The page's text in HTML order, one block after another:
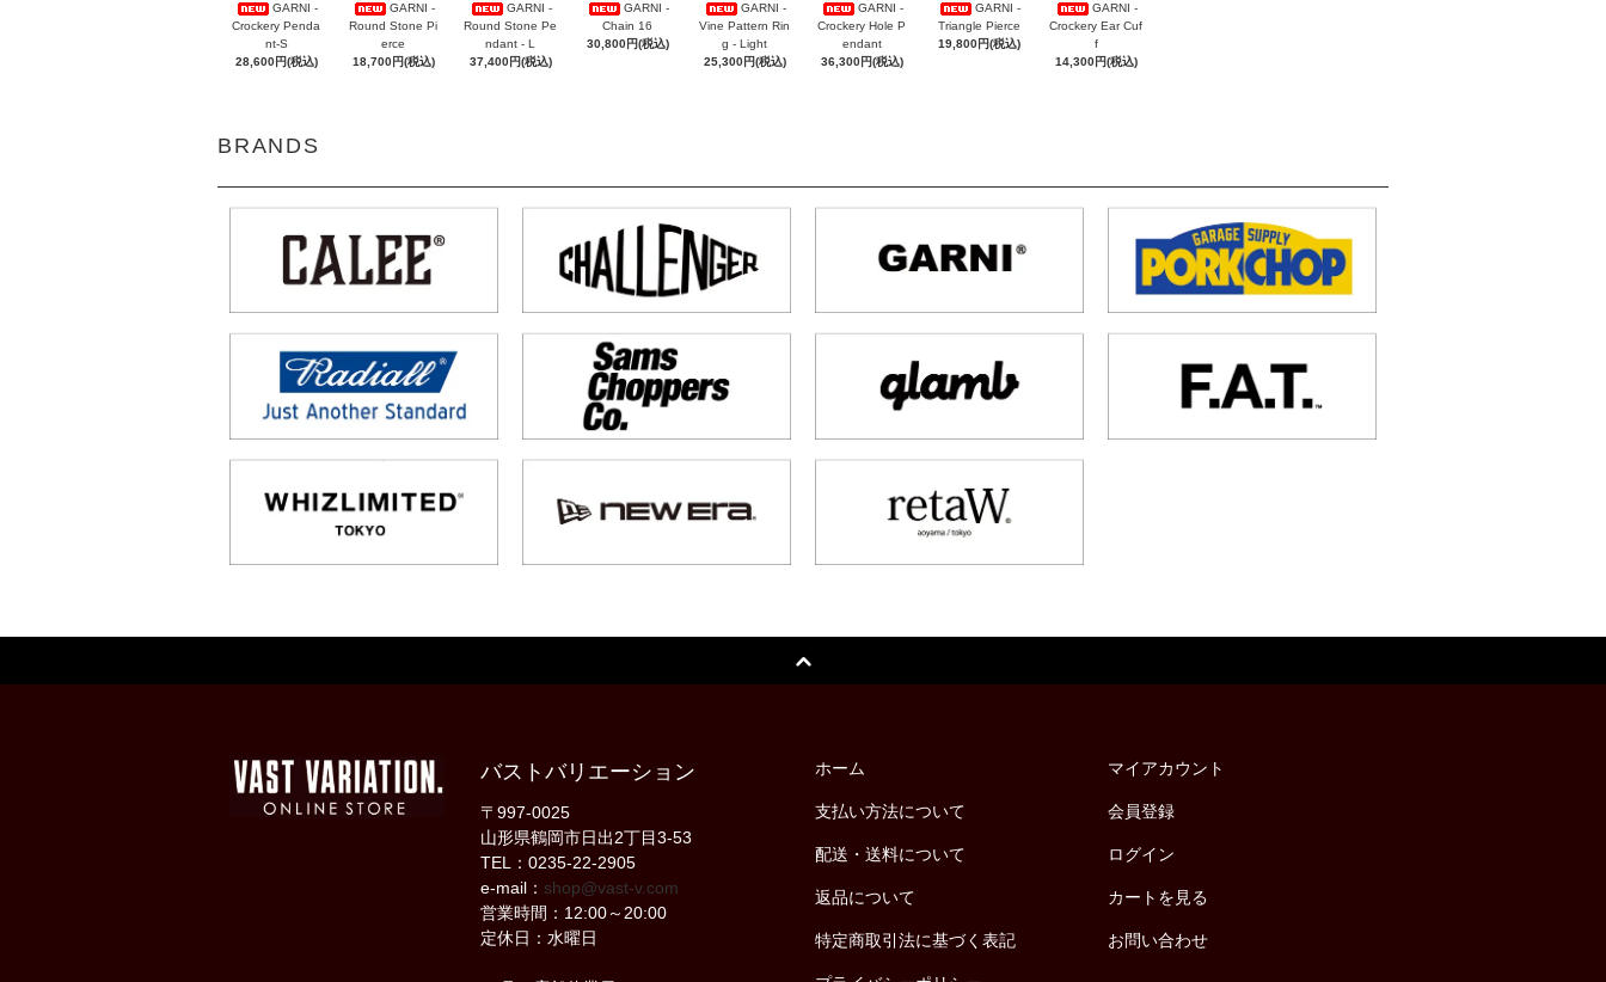
GARNI -
Crockery Penda
nt-S
28,600円(税込)
GARNI -
Round Stone Pi
erce
18,700円(税込)
GARNI -
Round Stone Pe
ndant - L
37,400円(税込)
GARNI -
Chain 16
30,800円(税込)
GARNI -
Vine Pattern Rin
g - Light
25,300円(税込)
GARNI -
Crockery Hole P
endant
36,300円(税込)
GARNI -
Triangle Pierce
19,800円(税込)
GARNI -
Crockery Ear Cuf
f
14,300円(税込)
BRANDS
バストバリエーション
〒997-0025
山形県鶴岡市日出2丁目3-53
TEL：0235-22-2905
e-mail： shop@vast-v.com
営業時間：12:00～20:00
定休日：水曜日
ホーム
支払い方法について
配送・送料について
返品について
特定商取引法に基づく表記
マイアカウント
会員登録
ログイン
カートを見る
お問い合わせ